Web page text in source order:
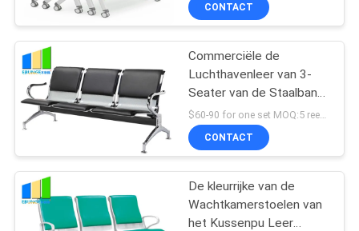
CONTACT
Commerciële de
Luchthavenleer van 3-
Seater van de Staalbank
het Wachten Stoelen
CONTACT
De kleurrijke van de
Wachtkamerstoelen van
het Kussenpu Leer